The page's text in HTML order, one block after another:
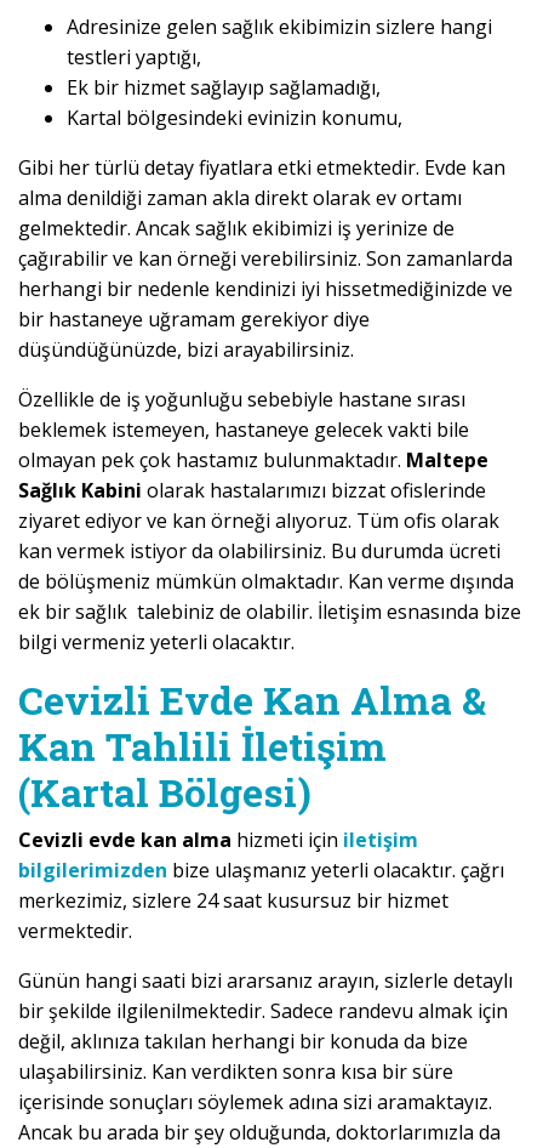
Adresinize gelen sağlık ekibimizin sizlere hangi
testleri yaptığı,
Ek bir hizmet sağlayıp sağlamadığı,
Kartal bölgesindeki evinizin konumu,
Gibi her türlü detay fiyatlara etki etmektedir. Evde kan
alma denildiği zaman akla direkt olarak ev ortamı
gelmektedir. Ancak sağlık ekibimizi iş yerinize de
çağırabilir ve kan örneği verebilirsiniz. Son zamanlarda
herhangi bir nedenle kendinizi iyi hissetmediğinizde ve
bir hastaneye uğramam gerekiyor diye
düşündüğünüzde, bizi arayabilirsiniz.
Özellikle de iş yoğunluğu sebebiyle hastane sırası
beklemek istemeyen, hastaneye gelecek vakti bile
olmayan pek çok hastamız bulunmaktadır. Maltepe
Sağlık Kabini olarak hastalarımızı bizzat ofislerinde
ziyaret ediyor ve kan örneği alıyoruz. Tüm ofis olarak
kan vermek istiyor da olabilirsiniz. Bu durumda ücreti
de bölüşmeniz mümkün olmaktadır. Kan verme dışında
ek bir sağlık talebiniz de olabilir. İletişim esnasında bize
bilgi vermeniz yeterli olacaktır.
Cevizli Evde Kan Alma &
Kan Tahlili İletişim
(Kartal Bölgesi)
Cevizli evde kan alma hizmeti için iletişim
bilgilerimizden bize ulaşmanız yeterli olacaktır. çağrı
merkezimiz, sizlere 24 saat kusursuz bir hizmet
vermektedir.
Günün hangi saati bizi ararsanız arayın, sizlerle detaylı
bir şekilde ilgilenilmektedir. Sadece randevu almak için
değil, aklınıza takılan herhangi bir konuda da bize
ulaşabilirsiniz. Kan verdikten sonra kısa bir süre
içerisinde sonuçları söylemek adına sizi aramaktayız.
Ancak bu arada bir şey olduğunda, doktorlarımızla da